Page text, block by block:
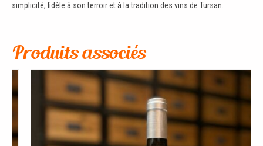
simplicité, fidèle à son terroir et à la tradition des vins de Tursan.
Produits associés